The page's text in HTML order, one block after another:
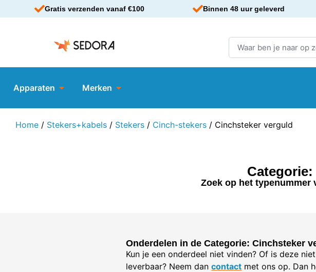
Gratis verzenden vanaf €100 Binnen 48 uur geleverd
Apparaten Merken
Home / Stekers+kabels / Stekers / Cinch-stekers / Cinchsteker verguld
Zoek op het typenummer
Onderdelen in de Categorie: Cinchsteker
Kun je een onderdeel niet vinden? Of is deze
leverbaar? Neem dancontact met ons op. Dan